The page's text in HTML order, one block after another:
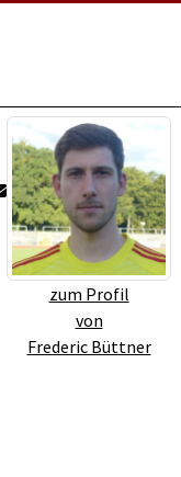
zum Profil
von
Frederic Büttner